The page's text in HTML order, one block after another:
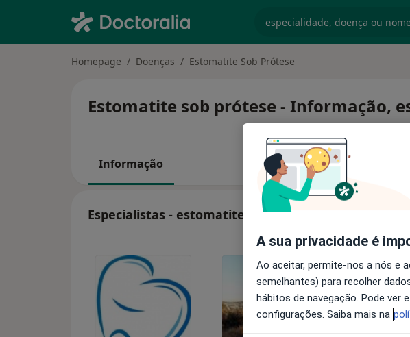
Homepage Doenças Estomatite Sob Prótese
Estomatite sob prótese - Informação,
Informação
Especialistas - estomatite sob prótese
A sua privacidade é
Ao aceitar, permite-nos a nós e
semelhantes) para recolher
hábitos de navegação. Pode ver
configurações. Saiba mais na